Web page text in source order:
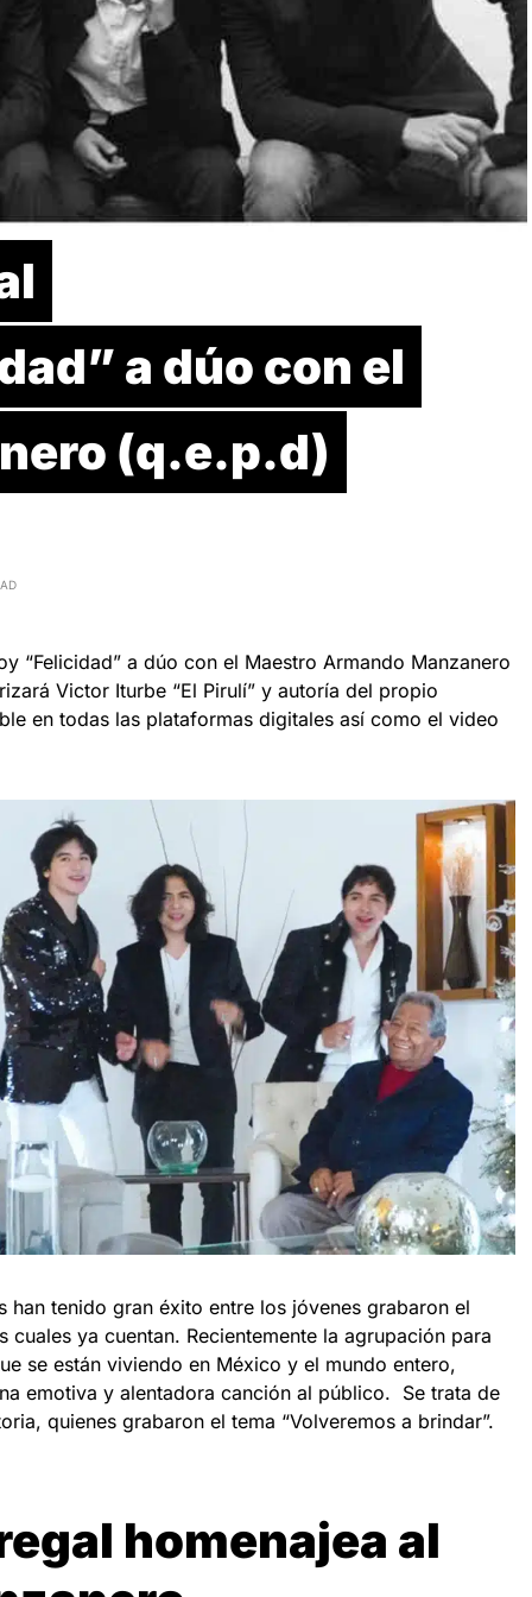
a dúo con el
(q.e.p.d)
“Felicidad” a dúo con el Maestro Armando Manzanero
Victor Iturbe “El Pirulí” y autoría del propio
en todas las plataformas digitales así como el video
han tenido gran éxito entre los jóvenes grabaron el
ya cuentan. Recientemente la agrupación para
se están viviendo en México y el mundo entero,
emotiva y alentadora canción al público. Se trata de
quienes grabaron el tema “Volveremos a brindar”.
homenajea al